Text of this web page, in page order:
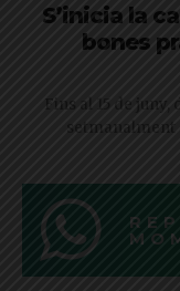
S’inicia la
bones
Fins al 15 de
setmanalment